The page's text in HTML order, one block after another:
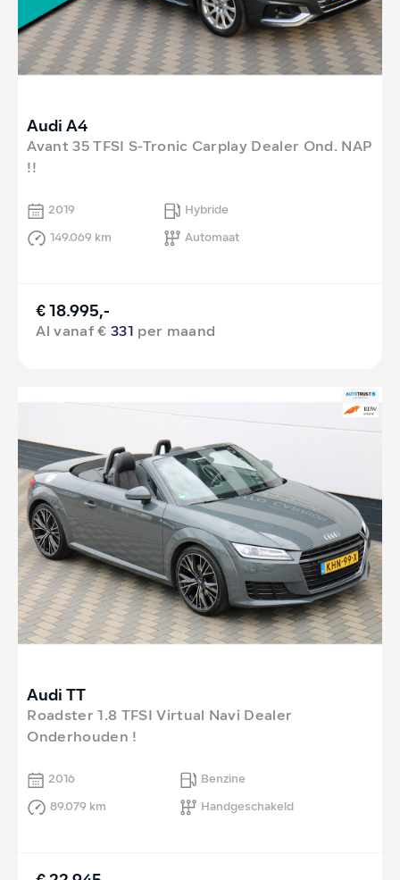
Audi A4
Avant 35 TFSI S-Tronic Carplay Dealer Ond. NAP
!!
2019
Hybride
149.069 km
Automaat
€ 18.995,-
Al vanaf €331 per maand
Audi TT
Roadster 1.8 TFSI Virtual Navi Dealer
Onderhouden !
2016
Benzine
89.079 km
Handgeschakeld